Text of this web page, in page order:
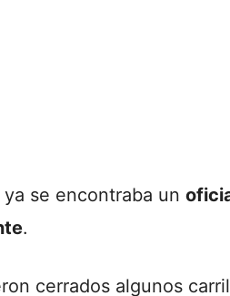
se encontraba un
.
cerrados algunos